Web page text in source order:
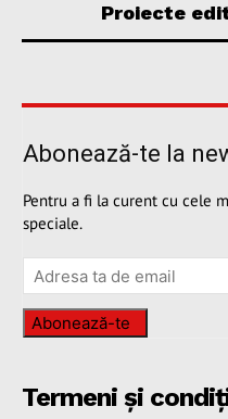
Proiecte
Abonează-te la
Pentru a fi la curent cu cele
speciale.
Abonează-te
Termeni și